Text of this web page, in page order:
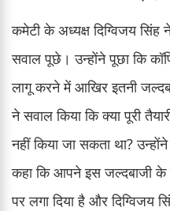
कमेटी के अध्यक्ष दिग्विजय
सवाल पूछे। उन्होंने पूछा कि
लागू करने में आखिर इतनी
ने सवाल किया कि क्या पूरी
नहीं किया जा सकता था?
कहा कि आपने इस जल्दबाजी के
पर लगा दिया है और दिग्विजय